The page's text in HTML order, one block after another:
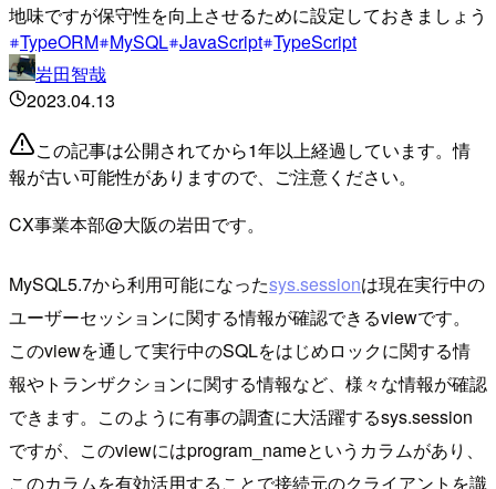
地味ですが保守性を向上させるために設定しておきましょう
TypeORM MySQL JavaScript TypeScript
岩田智哉
2023.04.13
この記事は公開されてから1年以上経過しています。情
報が古い可能性がありますので、ご注意ください。
CX事業本部@大阪の岩田です。
MySQL5.7から利用可能になったsys.sessionは現在実行中の
ユーザーセッションに関する情報が確認できるviewです。
このviewを通して実行中のSQLをはじめロックに関する情
報やトランザクションに関する情報など、様々な情報が確認
できます。このように有事の調査に大活躍するsys.session
ですが、このviewにはprogram_nameというカラムがあり、
このカラムを有効活用することで接続元のクライアントを識